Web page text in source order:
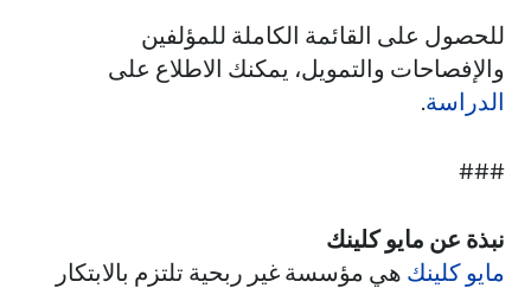
للحصول على القائمة الكاملة للمؤلفين
والإفصاحات والتمويل، يمكنك الاطلاع على
الدراسة.
###
نبذة عن مايو كلينك
مايو كلينك هي مؤسسة غير ربحية تلتزم بالابتكار